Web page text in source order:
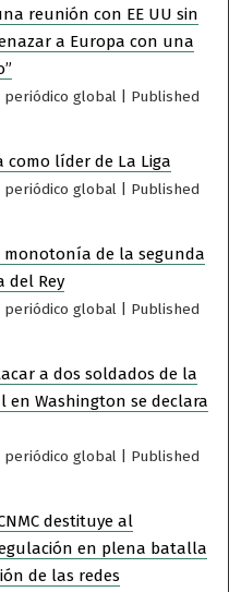
reunión con EE UU sin
a Europa con una
periódico global
Published
como líder de La Liga
periódico global
Published
monotonía de la segunda
del Rey
periódico global
Published
a dos soldados de la
en Washington se declara
periódico global
Published
destituye al
en plena batalla
de las redes